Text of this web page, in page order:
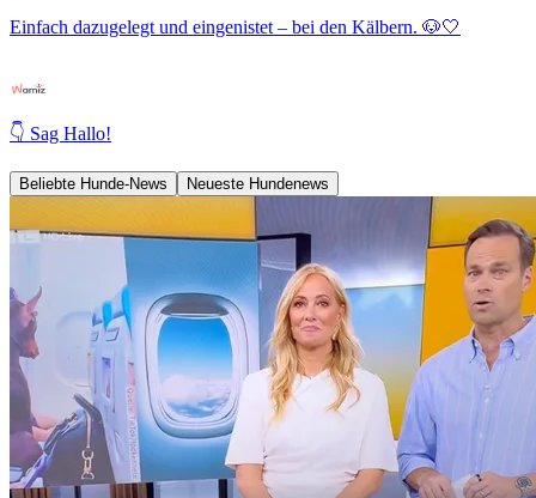
Einfach dazugelegt und eingenistet – bei den Kälbern. 🐶🤍
👇 Sag Hallo!
Beliebte Hunde-News Neueste Hundenews